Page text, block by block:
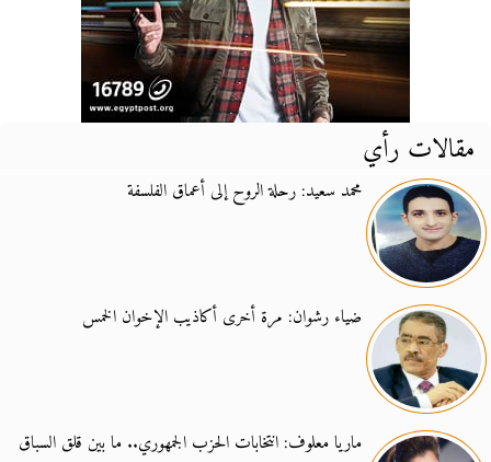
مقالات رأي
محمد سعيد: رحلة الروح إلى أعماق الفلسفة
ضياء رشوان: مرة أخرى أكاذيب الإخوان الخمس
ماريا معلوف: انتخابات الحزب الجمهوري.. ما بين قلق السباق